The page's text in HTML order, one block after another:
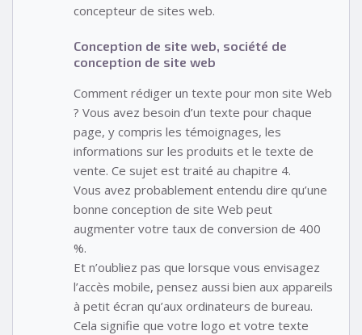
concepteur de sites web.
Conception de site web, société de
conception de site web
Comment rédiger un texte pour mon site Web
? Vous avez besoin d’un texte pour chaque
page, y compris les témoignages, les
informations sur les produits et le texte de
vente. Ce sujet est traité au chapitre 4.
Vous avez probablement entendu dire qu’une
bonne conception de site Web peut
augmenter votre taux de conversion de 400
%.
Et n’oubliez pas que lorsque vous envisagez
l’accès mobile, pensez aussi bien aux appareils
à petit écran qu’aux ordinateurs de bureau.
Cela signifie que votre logo et votre texte